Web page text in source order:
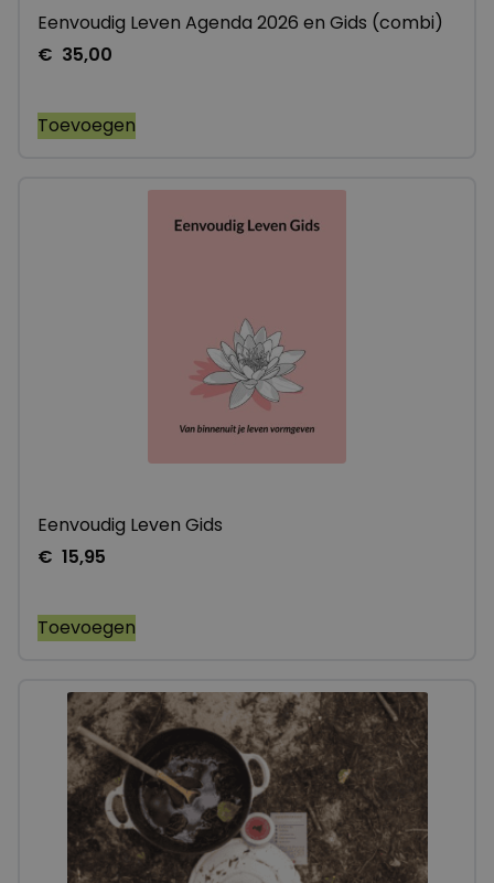
Eenvoudig Leven Agenda 2026 en Gids (combi)
€ 35,00
Toevoegen
Eenvoudig Leven Gids
€ 15,95
Toevoegen